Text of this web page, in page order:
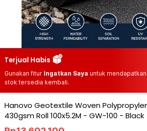
Terjual Habis
Gunakan fitur Ingatkan Saya untuk
stok tersedia kembali.
Hanovo Geotextile Woven
430gsm Roll 100x5.2M - GW-100 - Black